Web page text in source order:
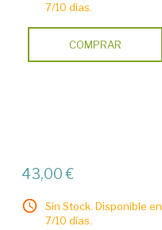
7/10 días.
COMPRAR
43,00 €
Sin Stock. Disponible en
7/10 días.